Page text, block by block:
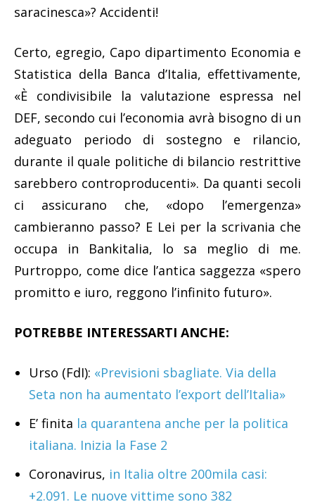
saracinesca»? Accidenti!
Certo, egregio, Capo dipartimento Economia e
Statistica della Banca d’Italia, effettivamente,
«È condivisibile la valutazione espressa nel
DEF, secondo cui l’economia avrà bisogno di un
adeguato periodo di sostegno e rilancio,
durante il quale politiche di bilancio restrittive
sarebbero controproducenti». Da quanti secoli
ci assicurano che, «dopo l’emergenza»
cambieranno passo? E Lei per la scrivania che
occupa in Bankitalia, lo sa meglio di me.
Purtroppo, come dice l’antica saggezza «spero
promitto e iuro, reggono l’infinito futuro».
POTREBBE INTERESSARTI ANCHE:
Urso (FdI): «Previsioni sbagliate. Via della
Seta non ha aumentato l’export dell’Italia»
E’ finita la quarantena anche per la politica
italiana. Inizia la Fase 2
Coronavirus, in Italia oltre 200mila casi:
+2.091. Le nuove vittime sono 382